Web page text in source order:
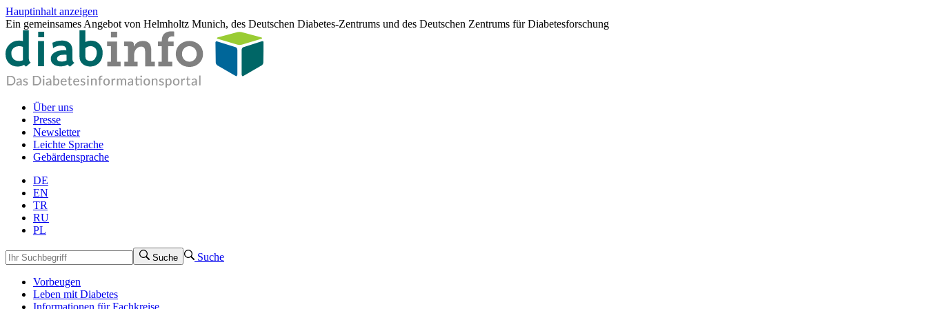
Hauptinhalt anzeigen
Ein gemeinsames Angebot von Helmholtz Munich, des Deutschen Diabetes-Zentrums und des Deutschen Zentrums für Diabetesforschung
Über uns
Presse
Newsletter
Leichte Sprache
Gebärdensprache
DE
EN
TR
RU
PL
Suche Suche
Vorbeugen
Leben mit Diabetes
Informationen für Fachkreise